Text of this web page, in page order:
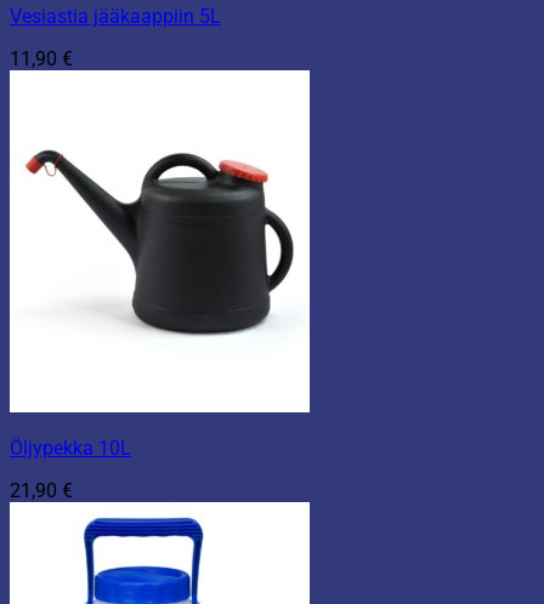
Vesiastia jääkaappiin 5L
11,90 €
Öljypekka 10L
21,90 €